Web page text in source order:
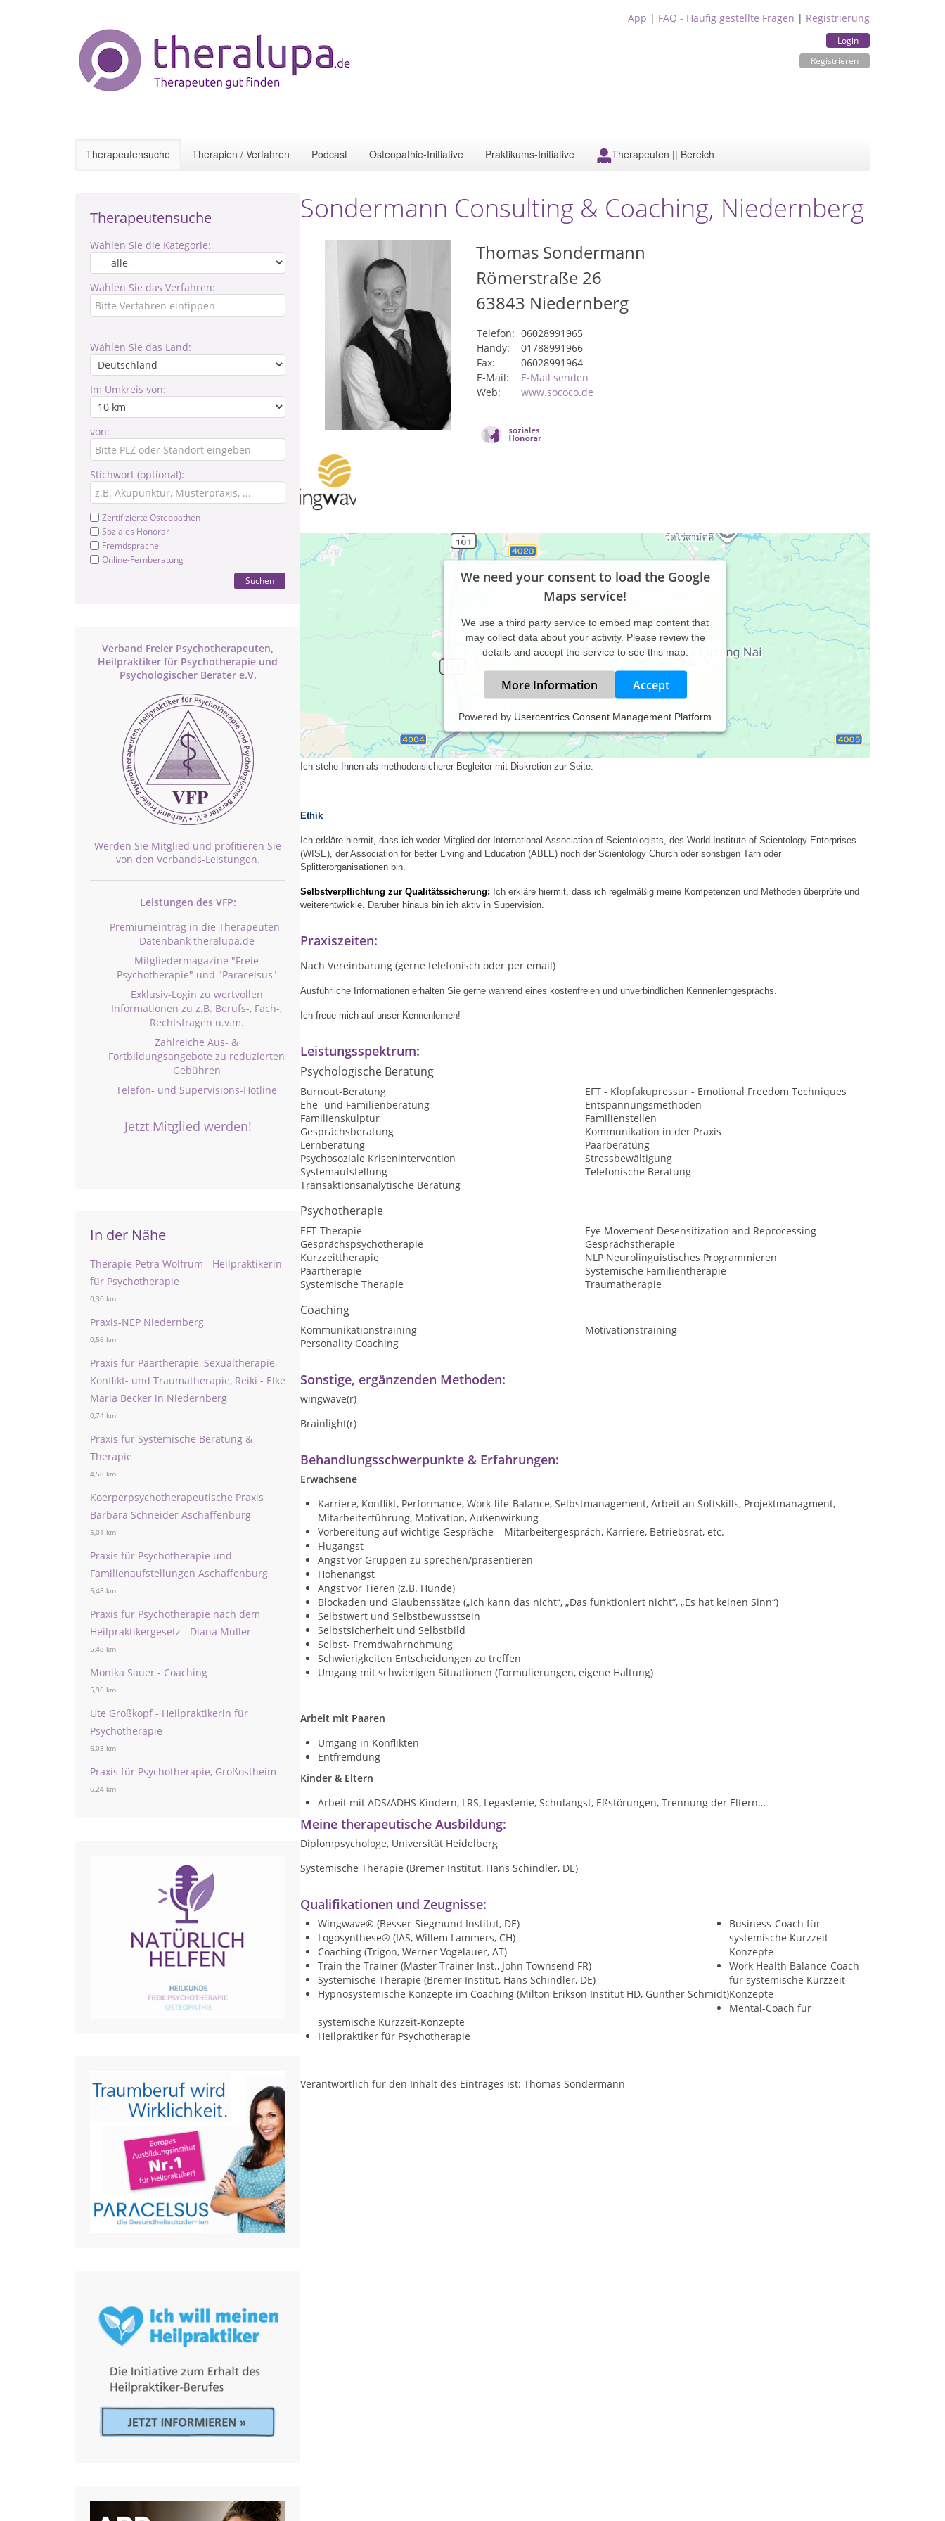
App | FAQ - Häufig gestellte Fragen | Registrierung
Login
Registrieren
Therapeutensuche Therapien / Verfahren Podcast Osteopathie-Initiative Praktikums-Initiative Therapeuten || Bereich
Therapeutensuche
Wählen Sie die Kategorie:
Wählen Sie das Verfahren:
Wählen Sie das Land:
Im Umkreis von:
von:
Stichwort (optional):
Zertifizierte Osteopathen
Soziales Honorar
Fremdsprache
Online-Fernberatung
Suchen
Verband Freier Psychotherapeuten,
Heilpraktiker für Psychotherapie und
Psychologischer Berater e.V.
Werden Sie Mitglied und profitieren Sie
von den Verbands-Leistungen.
Leistungen des VFP:
Premiumeintrag in die Therapeuten-
Datenbank theralupa.de
Mitgliedermagazine "Freie
Psychotherapie" und "Paracelsus"
Exklusiv-Login zu wertvollen
Informationen zu z.B. Berufs-, Fach-,
Rechtsfragen u.v.m.
Zahlreiche Aus- &
Fortbildungsangebote zu reduzierten
Gebühren
Telefon- und Supervisions-Hotline
Jetzt Mitglied werden!
In der Nähe
Therapie Petra Wolfrum - Heilpraktikerin
für Psychotherapie
0,30 km
Praxis-NEP Niedernberg
0,56 km
Praxis für Paartherapie, Sexualtherapie,
Konflikt- und Traumatherapie, Reiki - Elke
Maria Becker in Niedernberg
0,74 km
Praxis für Systemische Beratung &
Therapie
4,58 km
Koerperpsychotherapeutische Praxis
Barbara Schneider Aschaffenburg
5,01 km
Praxis für Psychotherapie und
Familienaufstellungen Aschaffenburg
5,48 km
Praxis für Psychotherapie nach dem
Heilpraktikergesetz - Diana Müller
5,48 km
Monika Sauer - Coaching
5,96 km
Ute Großkopf - Heilpraktikerin für
Psychotherapie
6,03 km
Praxis für Psychotherapie, Großostheim
6,24 km
Sondermann Consulting & Coaching, Niedernberg
Thomas Sondermann
Römerstraße 26
63843 Niedernberg
Telefon: 06028991965
Handy:
01788991966
Fax:
06028991964
E-Mail:
E-Mail senden
Web:
www.sococo.de
We need your consent to load the Google
Maps service!
We use a third party service to embed map content that
may collect data about your activity. Please review the
details and accept the service to see this map.
More Information Accept
Powered by Usercentrics Consent Management Platform
Ich arbeite nach den Grundsätzen des Konstruktivismus, ganzheitlich systemischundmit Ihren Zielen als Basis. In unserer Arbeit
entwickeln wir gemeinsam in der Praxis anwendbare Lösungen
Ich stehe Ihnen als methodensicherer Begleiter mit Diskretion zur Seite.
Ethik
Ich erkläre hiermit, dass ich weder Mitglied der International Association of Scientologists, des World Institute of Scientology Enterprises
(WISE), der Association for better Living and Education (ABLE) noch der Scientology Church oder sonstigen Tarn oder
Splitterorganisationen bin.
Selbstverpflichtung zur Qualitätssicherung: Ich erkläre hiermit, dass ich regelmäßig meine Kompetenzen und Methoden überprüfe und
weiterentwickle. Darüber hinaus bin ich aktiv in Supervision.
Praxiszeiten:
Nach Vereinbarung (gerne telefonisch oder per email)
Ausführliche Informationen erhalten Sie gerne während eines kostenfreien und unverbindlichen Kennenlerngesprächs.
Ich freue mich auf unser Kennenlernen!
Leistungsspektrum:
Psychologische Beratung
Burnout-Beratung
EFT - Klopfakupressur - Emotional Freedom Techniques
Ehe- und Familienberatung
Entspannungsmethoden
Familienskulptur
Familienstellen
Gesprächsberatung
Kommunikation in der Praxis
Lernberatung
Paarberatung
Psychosoziale Krisenintervention
Stressbewältigung
Systemaufstellung
Telefonische Beratung
Transaktionsanalytische Beratung
Psychotherapie
EFT-Therapie
Eye Movement Desensitization and Reprocessing
Gesprächspsychotherapie
Gesprächstherapie
Kurzzeittherapie
NLP Neurolinguistisches Programmieren
Paartherapie
Systemische Familientherapie
Systemische Therapie
Traumatherapie
Coaching
Kommunikationstraining
Motivationstraining
Personality Coaching
Sonstige, ergänzenden Methoden:
wingwave(r)
Brainlight(r)
Behandlungsschwerpunkte & Erfahrungen:
Erwachsene
Karriere, Konflikt, Performance, Work-life-Balance, Selbstmanagement, Arbeit an Softskills, Projektmanagment,
Mitarbeiterführung, Motivation, Außenwirkung
Vorbereitung auf wichtige Gespräche – Mitarbeitergespräch, Karriere, Betriebsrat, etc.
Flugangst
Angst vor Gruppen zu sprechen/präsentieren
Höhenangst
Angst vor Tieren (z.B. Hunde)
Blockaden und Glaubenssätze („Ich kann das nicht“, „Das funktioniert nicht“, „Es hat keinen Sinn“)
Selbstwert und Selbstbewusstsein
Selbstsicherheit und Selbstbild
Selbst- Fremdwahrnehmung
Schwierigkeiten Entscheidungen zu treffen
Umgang mit schwierigen Situationen (Formulierungen, eigene Haltung)
Arbeit mit Paaren
Umgang in Konflikten
Entfremdung
Kinder & Eltern
Arbeit mit ADS/ADHS Kindern, LRS, Legastenie, Schulangst, Eßstörungen, Trennung der Eltern…
Meine therapeutische Ausbildung:
Diplompsychologe, Universität Heidelberg
Systemische Therapie (Bremer Institut, Hans Schindler, DE)
Qualifikationen und Zeugnisse:
Wingwave® (Besser-Siegmund Institut, DE)
Logosynthese® (IAS, Willem Lammers, CH)
Coaching (Trigon, Werner Vogelauer, AT)
Train the Trainer (Master Trainer Inst., John Townsend FR)
Systemische Therapie (Bremer Institut, Hans Schindler, DE)
Hypnosystemische Konzepte im Coaching (Milton Erikson Institut HD, Gunther Schmidt)
Business-Coach für
systemische Kurzzeit-
Konzepte
Work Health Balance-Coach
für systemische Kurzzeit-
Konzepte
Mental-Coach für
systemische Kurzzeit-Konzepte
Heilpraktiker für Psychotherapie
Verantwortlich für den Inhalt des Eintrages ist: Thomas Sondermann